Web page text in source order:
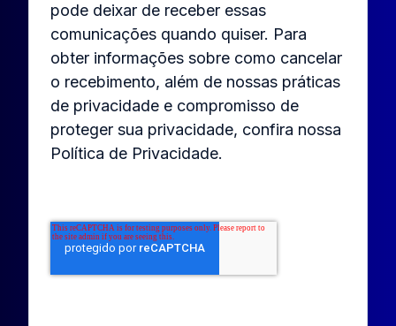
pode deixar de receber essas
comunicações quando quiser. Para
obter informações sobre como cancelar
o recebimento, além de nossas práticas
de privacidade e compromisso de
proteger sua privacidade, confira nossa
Política de Privacidade.